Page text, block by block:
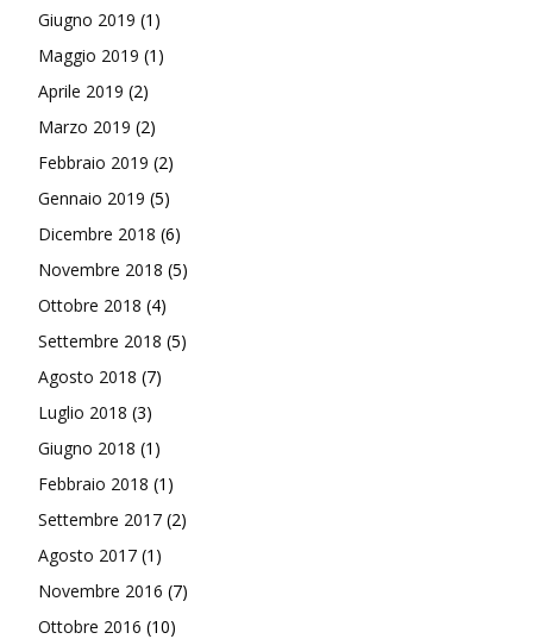
Giugno 2019 (1)
Maggio 2019 (1)
Aprile 2019 (2)
Marzo 2019 (2)
Febbraio 2019 (2)
Gennaio 2019 (5)
Dicembre 2018 (6)
Novembre 2018 (5)
Ottobre 2018 (4)
Settembre 2018 (5)
Agosto 2018 (7)
Luglio 2018 (3)
Giugno 2018 (1)
Febbraio 2018 (1)
Settembre 2017 (2)
Agosto 2017 (1)
Novembre 2016 (7)
Ottobre 2016 (10)